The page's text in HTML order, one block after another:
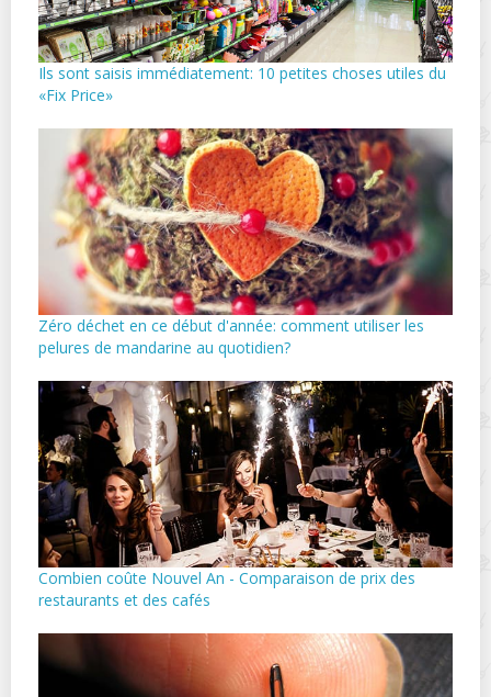
Ils sont saisis immédiatement: 10 petites choses utiles du
«Fix Price»
Zéro déchet en ce début d'année: comment utiliser les
pelures de mandarine au quotidien?
Combien coûte Nouvel An - Comparaison de prix des
restaurants et des cafés